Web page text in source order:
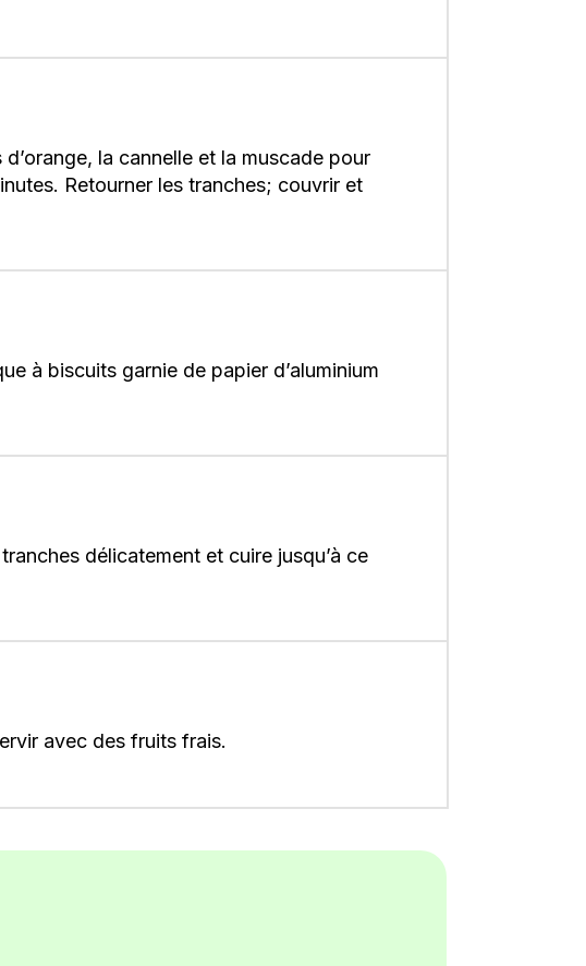
la cannelle et la muscade pour
Retourner les tranches; couvrir et
à biscuits garnie de papier d’aluminium
délicatement et cuire jusqu’à ce
avec des fruits frais.